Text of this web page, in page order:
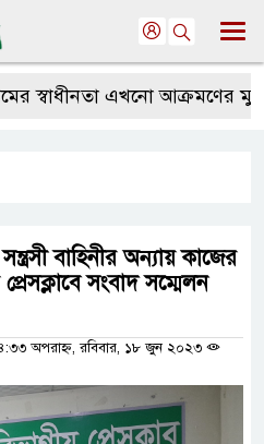
এখনো আক্রমণের মুখে:
বাহিনীর অন্যায় কাজের
সংবাদ সম্মেলন
অপরাহ্ন, রবিবার, ১৮ জুন ২০২৩